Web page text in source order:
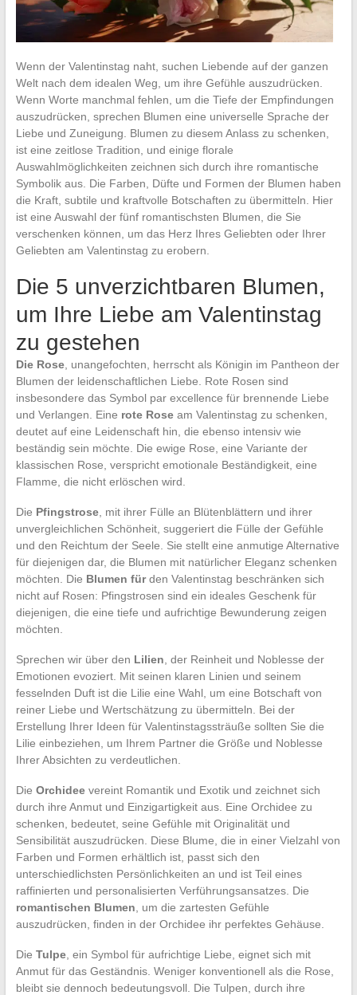
Wenn der Valentinstag naht, suchen Liebende auf der ganzen
Welt nach dem idealen Weg, um ihre Gefühle auszudrücken.
Wenn Worte manchmal fehlen, um die Tiefe der Empfindungen
auszudrücken, sprechen Blumen eine universelle Sprache der
Liebe und Zuneigung. Blumen zu diesem Anlass zu schenken,
ist eine zeitlose Tradition, und einige florale
Auswahlmöglichkeiten zeichnen sich durch ihre romantische
Symbolik aus. Die Farben, Düfte und Formen der Blumen haben
die Kraft, subtile und kraftvolle Botschaften zu übermitteln. Hier
ist eine Auswahl der fünf romantischsten Blumen, die Sie
verschenken können, um das Herz Ihres Geliebten oder Ihrer
Geliebten am Valentinstag zu erobern.
Die 5 unverzichtbaren Blumen,
um Ihre Liebe am Valentinstag
zu gestehen
Die Rose, unangefochten, herrscht als Königin im Pantheon der
Blumen der leidenschaftlichen Liebe. Rote Rosen sind
insbesondere das Symbol par excellence für brennende Liebe
und Verlangen. Eine rote Roseam Valentinstag zu schenken,
deutet auf eine Leidenschaft hin, die ebenso intensiv wie
beständig sein möchte. Die ewige Rose, eine Variante der
klassischen Rose, verspricht emotionale Beständigkeit, eine
Flamme, die nicht erlöschen wird.
Die Pfingstrose, mit ihrer Fülle an Blütenblättern und ihrer
unvergleichlichen Schönheit, suggeriert die Fülle der Gefühle
und den Reichtum der Seele. Sie stellt eine anmutige Alternative
für diejenigen dar, die Blumen mit natürlicher Eleganz schenken
möchten. Die Blumen fürden Valentinstag beschränken sich
nicht auf Rosen: Pfingstrosen sind ein ideales Geschenk für
diejenigen, die eine tiefe und aufrichtige Bewunderung zeigen
möchten.
Sprechen wir über den Lilien , der Reinheit und Noblesse der
Emotionen evoziert. Mit seinen klaren Linien und seinem
fesselnden Duft ist die Lilie eine Wahl, um eine Botschaft von
reiner Liebe und Wertschätzung zu übermitteln. Bei der
Erstellung Ihrer Ideen für Valentinstagssträuße sollten Sie die
Lilie einbeziehen, um Ihrem Partner die Größe und Noblesse
Ihrer Absichten zu verdeutlichen.
Die Orchideevereint Romantik und Exotik und zeichnet sich
durch ihre Anmut und Einzigartigkeit aus. Eine Orchidee zu
schenken, bedeutet, seine Gefühle mit Originalität und
Sensibilität auszudrücken. Diese Blume, die in einer Vielzahl von
Farben und Formen erhältlich ist, passt sich den
unterschiedlichsten Persönlichkeiten an und ist Teil eines
raffinierten und personalisierten Verführungsansatzes. Die
romantischen Blumen , um die zartesten Gefühle
auszudrücken, finden in der Orchidee ihr perfektes Gehäuse.
Die Tulpe, ein Symbol für aufrichtige Liebe, eignet sich mit
Anmut für das Geständnis. Weniger konventionell als die Rose,
bleibt sie dennoch bedeutungsvoll. Die Tulpen, durch ihre